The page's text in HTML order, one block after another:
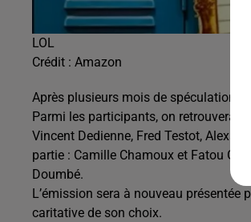
LOL
Crédit : Amazon
Après plusieurs mois de spéculations,
Parmi les participants, on retrouvera
Vincent Dedienne, Fred Testot,
partie : Camille Chamoux et Fatou
Doumbé.
L’émission sera à nouveau
caritative de son choix.